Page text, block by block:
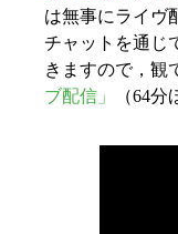
は無事にライヴ
チャットを通じ
きますので，観
ブ配信」
（64